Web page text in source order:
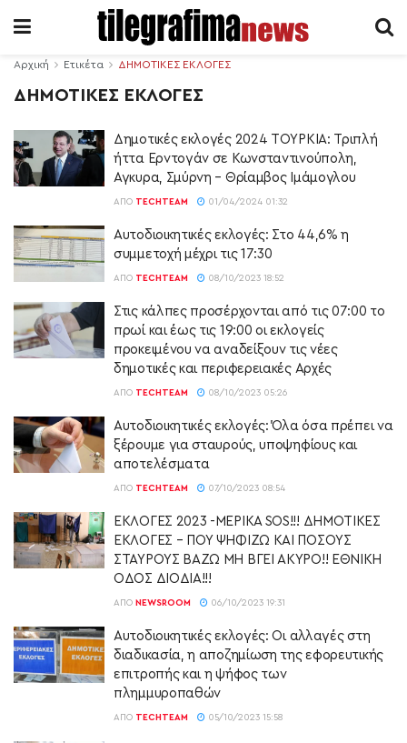
Αρχική Ετικέτα ΔΗΜΟΤΙΚΕΣ ΕΚΛΟΓΕΣ
ΔΗΜΟΤΙΚΕΣ ΕΚΛΟΓΕΣ
Δημοτικές εκλογές 2024 ΤΟΥΡΚΙΑ: Τριπλή
ήττα Ερντογάν σε Κωνσταντινούπολη,
Αγκυρα, Σμύρνη – Θρίαμβoς Ιμάμογλου
ΑΠΌ TECHTEAM 01/04/2024 01:32
Αυτοδιοικητικές εκλογές: Στο 44,6% η
συμμετοχή μέχρι τις 17:30
ΑΠΌ TECHTEAM 08/10/2023 18:52
Στις κάλπες προσέρχονται από τις 07:00 το
πρωί και έως τις 19:00 οι εκλογείς
προκειμένου να αναδείξουν τις νέες
δημοτικές και περιφερειακές Αρχές
ΑΠΌ TECHTEAM 08/10/2023 05:26
Αυτοδιοικητικές εκλογές: Όλα όσα πρέπει να
ξέρουμε για σταυρούς, υποψηφίους και
αποτελέσματα
ΑΠΌ TECHTEAM 07/10/2023 08:54
ΕΚΛΟΓΕΣ 2023 -ΜΕΡΙΚΑ SOS!!! ΔΗΜΟΤΙΚΕΣ
ΕΚΛΟΓΕΣ – ΠΟΥ ΨΗΦΙΖΩ ΚΑΙ ΠΟΣΟΥΣ
ΣΤΑΥΡΟΥΣ ΒΑΖΩ ΜΗ ΒΓΕΙ ΑΚΥΡΟ!! ΕΘΝΙΚΗ
ΟΔΟΣ ΔΙΟΔΙΑ!!!
ΑΠΌ NEWSROOM 06/10/2023 19:31
Αυτοδιοικητικές εκλογές: Οι αλλαγές στη
διαδικασία, η αποζημίωση της εφορευτικής
επιτροπής και η ψήφος των
πλημμυροπαθών
ΑΠΌ TECHTEAM 05/10/2023 15:58